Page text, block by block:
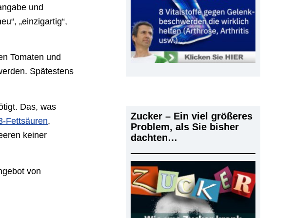
und
„einzigartig“,
Tomaten und
Spätestens
Das, was
Fettsäuren,
keiner
von
Zucker – Ein viel größeres
Problem, als Sie bisher
dachten…